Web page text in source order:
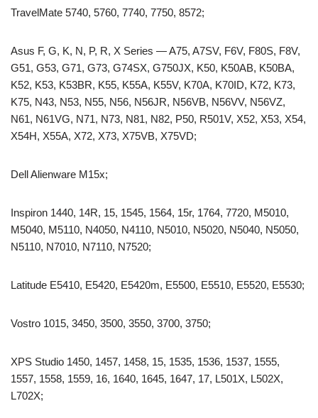
TravelMate 5740, 5760, 7740, 7750, 8572;
Asus F, G, K, N, P, R, X Series — A75, A7SV, F6V, F80S, F8V,
G51, G53, G71, G73, G74SX, G750JX, K50, K50AB, K50BA,
K52, K53, K53BR, K55, K55A, K55V, K70A, K70ID, K72, K73,
K75, N43, N53, N55, N56, N56JR, N56VB, N56VV, N56VZ,
N61, N61VG, N71, N73, N81, N82, P50, R501V, X52, X53, X54,
X54H, X55A, X72, X73, X75VB, X75VD;
Dell Alienware M15x;
Inspiron 1440, 14R, 15, 1545, 1564, 15r, 1764, 7720, M5010,
M5040, M5110, N4050, N4110, N5010, N5020, N5040, N5050,
N5110, N7010, N7110, N7520;
Latitude E5410, E5420, E5420m, E5500, E5510, E5520, E5530;
Vostro 1015, 3450, 3500, 3550, 3700, 3750;
XPS Studio 1450, 1457, 1458, 15, 1535, 1536, 1537, 1555,
1557, 1558, 1559, 16, 1640, 1645, 1647, 17, L501X, L502X,
L702X;